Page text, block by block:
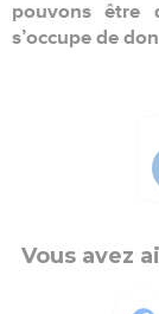
pouvons être
s’occupe de
Vous avez